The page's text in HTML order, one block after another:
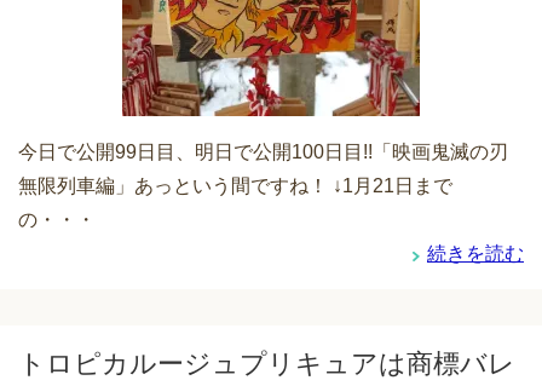
今日で公開99日目、明日で公開100日目!!「映画鬼滅の刃
無限列車編」あっという間ですね！ ↓1月21日まで
の・・・
続きを読む
トロピカルージュプリキュアは商標バレ